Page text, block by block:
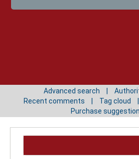
Advanced search
Recent comments
Tag cloud
Purchase